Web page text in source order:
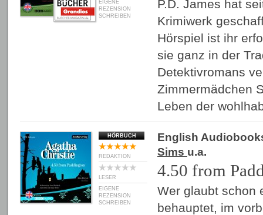
EIGENE
REZENSION
SCHREIBEN
P.D. James hat
Krimiwerk
Hörspiel ist ihr
sie ganz in der
Detektivromans
Zimmermädchen
Leben der
HÖRBUCH
REDAKTION
LESER
EIGENE
REZENSION
SCHREIBEN
English
Sims u.a.
4.50 from
Wer glaubt schon
behauptet, im